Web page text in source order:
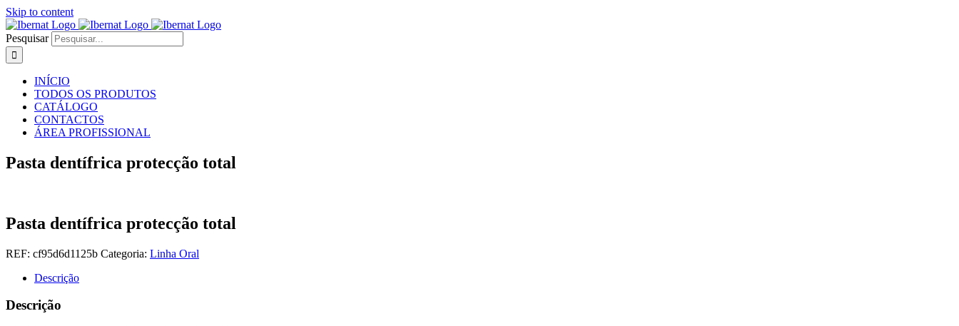
Skip to content
Pesquisar
INÍCIO
TODOS OS PRODUTOS
CATÁLOGO
CONTACTOS
ÁREA PROFISSIONAL
Pasta dentífrica protecção total
Pasta dentífrica protecção total
REF: cf95d6d1125b Categoria: Linha Oral
Descrição
Descrição